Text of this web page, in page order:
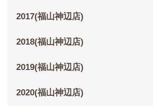
2017(福山神辺店)
2018(福山神辺店)
2019(福山神辺店)
2020(福山神辺店)